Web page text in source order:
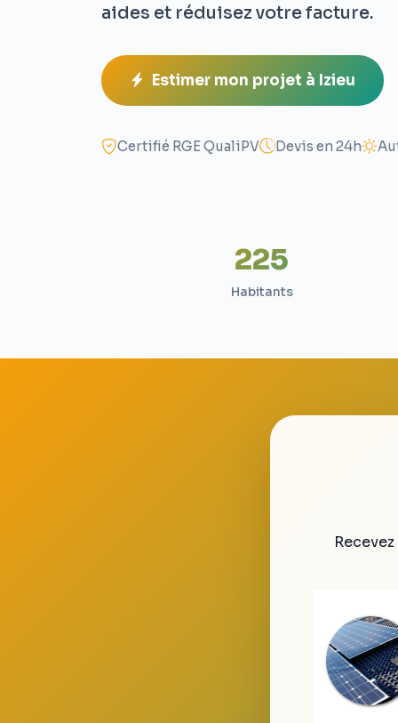
aides et réduisez votre facture.
Estimer mon projet à Izieu
Certifié RGE QualiPV Devis en 24h
225
Habitants